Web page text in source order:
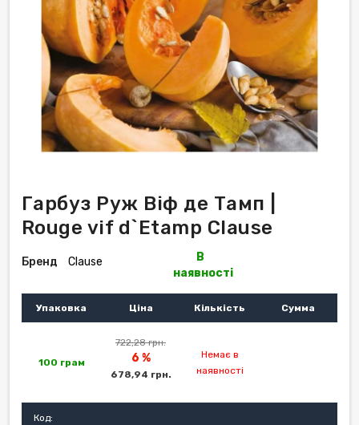
Гарбуз Руж Віф де Тамп |
Rouge vif d`Etamp Clause
Бренд Clause
В
наявності
Упаковка Ціна Кількість Сумма
100 грам
722,28 грн.
6 %
678,94 грн.
Немає в
наявності
Код: